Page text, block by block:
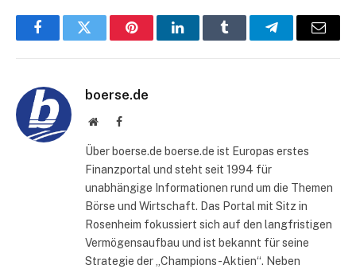
FacebookTwitter PinterestLinkedInTumblr TelegramE-
boerse.de
WebsiteFacebook
Über boerse.de boerse.de ist Europas erstes
Finanzportal und steht seit 1994 für
unabhängige Informationen rund um die Themen
Börse und Wirtschaft. Das Portal mit Sitz in
Rosenheim fokussiert sich auf den langfristigen
Vermögensaufbau und ist bekannt für seine
Strategie der „Champions-Aktien“. Neben